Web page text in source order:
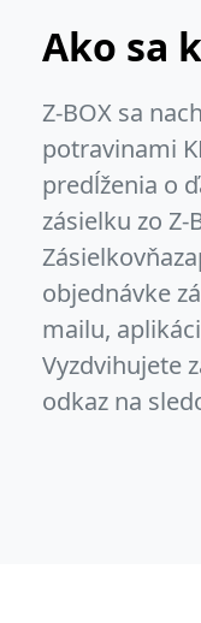
Ako sa
Z-BOX sa
potravinami
predĺženia o
zásielku zo
objednávke
mailu,
Vyzdvihujete
odkaz na